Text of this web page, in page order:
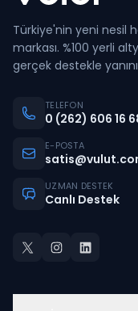
Türkiye'nin yeni nesil
markası. %100 yerli
gerçek destekle
TELEFON
0 (262) 606 16
E-POSTA
UZMAN DESTEK
Canlı Destek